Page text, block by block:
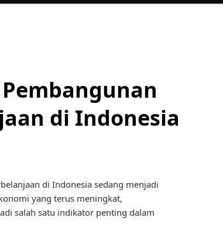
di Indonesia
di Indonesia sedang menjadi
yang terus meningkat,
salah satu indikator penting dalam